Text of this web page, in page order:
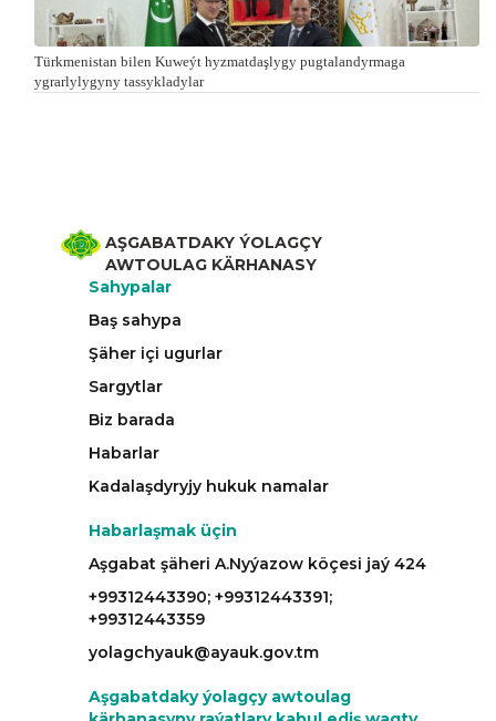
Türkmenistan bilen Kuweýt hyzmatdaşlygy pugtalandyrmaga
ygrarlylygyny tassykladylar
AŞGABATDAKY ÝOLAGÇY
AWTOULAG KÄRHANASY
Sahypalar
Baş sahypa
Şäher içi ugurlar
Sargytlar
Biz barada
Habarlar
Kadalaşdyryjy hukuk namalar
Habarlaşmak üçin
Aşgabat şäheri A.Nyýazow köçesi jaý 424
+99312443390; +99312443391;
+99312443359
yolagchyauk@ayauk.gov.tm
Aşgabatdaky ýolagçy awtoulag